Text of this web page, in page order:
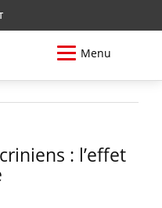
Menu
: l’effet